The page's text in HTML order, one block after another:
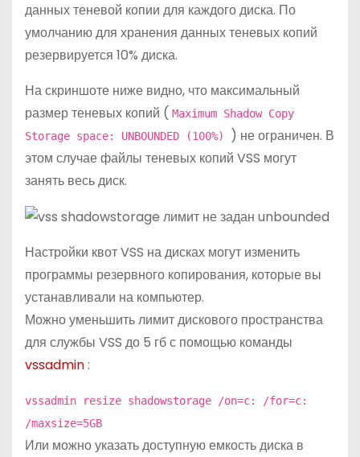
данных теневой копии для каждого диска. По
умолчанию для хранения данных теневых копий
резервируется 10% диска.
На скриншоте ниже видно, что максимальный
размер теневых копий ( Maximum Shadow Copy
Storage space: UNBOUNDED (100%)
) не ограничен. В
этом случае файлы теневых копий VSS могут
занять весь диск.
Настройки квот VSS на дисках могут изменить
программы резервного копирования, которые вы
устанавливали на компьютер.
Можно уменьшить лимит дискового пространства
для службы VSS до 5 гб с помощью команды
vssadmin:
vssadmin resize shadowstorage /on=c: /for=c:
/maxsize=5GB
Или можно указать доступную емкость диска в